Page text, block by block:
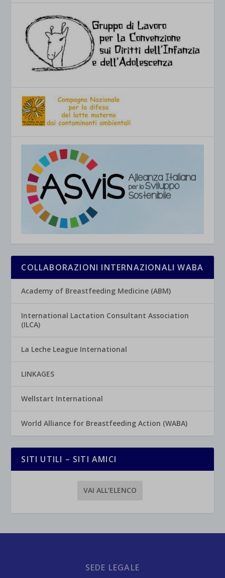
COLLABORAZIONI INTERNAZIONALI WABA
Academy of Breastfeeding Medicine (ABM)
International Lactation Consultant Association
(ILCA)
La Leche League International
LINKAGES
Wellstart International
World Alliance for Breastfeeding Action (WABA)
SITI UTILI – SITI AMICI
VAI ALL’ELENCO
SEDE LEGALE